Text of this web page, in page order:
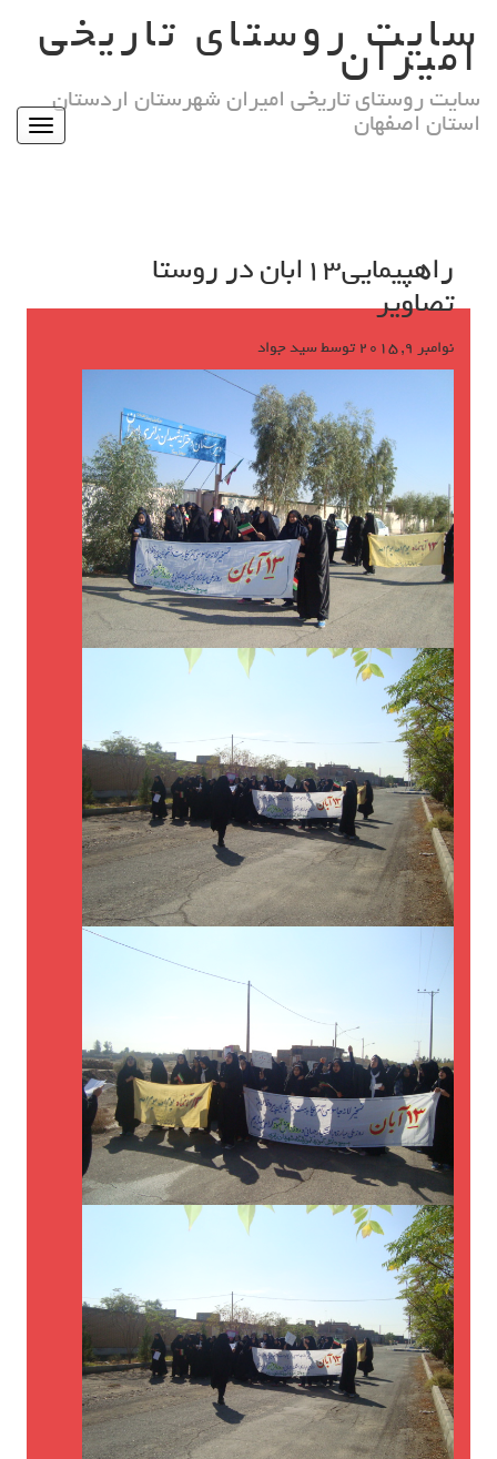
contentسایت روستای تاریخی
امیران
سایت روستای تاریخی امیران شهرستان اردستان
استان اصفهان Toggle
راهپیمایی13ابان در روستا
تصاویر
نوامبر 9, 2015 توسطسید جواد